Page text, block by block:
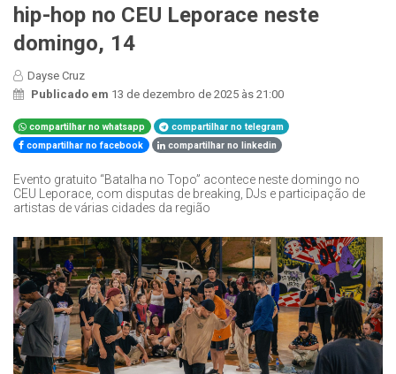
hip-hop no CEU Leporace neste
domingo, 14
Dayse Cruz
Publicado em 13 de dezembro de 2025 às 21:00
compartilhar no whatsapp
compartilhar no telegram
compartilhar no facebook
compartilhar no linkedin
Evento gratuito “Batalha no Topo” acontece neste domingo no
CEU Leporace, com disputas de breaking, DJs e participação de
artistas de várias cidades da região